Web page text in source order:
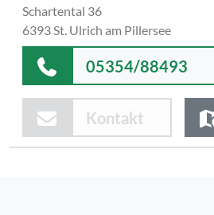
Schartental 36
6393 St. Ulrich am Pillersee
05354/88493
Kontakt